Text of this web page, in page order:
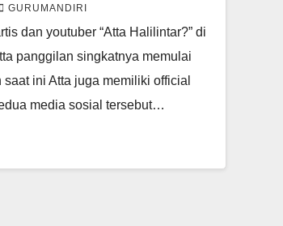
GURUMANDIRI
dan youtuber “Atta Halilintar?” di
panggilan singkatnya memulai
ini Atta juga memiliki official
media sosial tersebut…